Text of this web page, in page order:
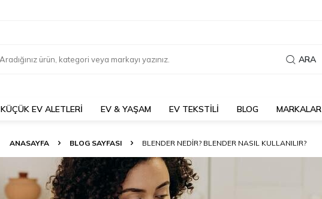
ARA
KÜÇÜK EV ALETLERİ EV & YAŞAM EV TEKSTİLİ BLOG MARKALAR
ANASAYFA BLOG SAYFASI BLENDER NEDIR? BLENDER NASIL KULLANILIR?